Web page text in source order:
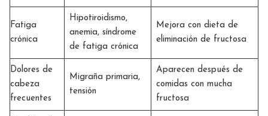
Fatiga
crónica
Hipotiroidismo,
anemia, síndrome
de fatiga crónica
Mejora con dieta de
eliminación de fructosa
Dolores de
cabeza
frecuentes
Migraña primaria,
tensión
Aparecen después de
comidas con mucha
fructosa